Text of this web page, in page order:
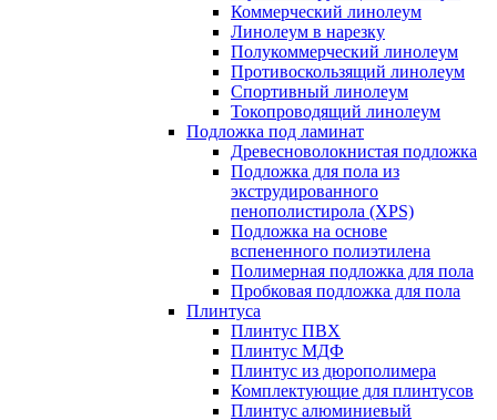
Коммерческий линолеум
Линолеум в нарезку
Полукоммерческий линолеум
Противоскользящий линолеум
Спортивный линолеум
Токопроводящий линолеум
Подложка под ламинат
Древесноволокнистая подложка
Подложка для пола из
экструдированного
пенополистирола (XPS)
Подложка на основе
вспененного полиэтилена
Полимерная подложка для пола
Пробковая подложка для пола
Плинтуса
Плинтус ПВХ
Плинтус МДФ
Плинтус из дюрополимера
Комплектующие для плинтусов
Плинтус алюминиевый